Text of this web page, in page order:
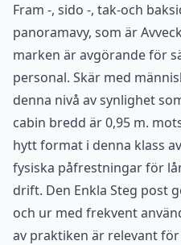
Fram -, sido -, tak-och
panoramavy, som är
marken är avgörande för
personal. Skär med
denna nivå av synlighet
cabin bredd är 0,95 m.
hytt format i denna klass
fysiska påfrestningar för
drift. Den Enkla Steg post
och ur med frekvent
av praktiken är relevant